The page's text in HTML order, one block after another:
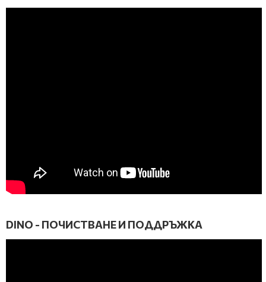
DINO - ПОЧИСТВАНЕ И ПОДДРЪЖКА